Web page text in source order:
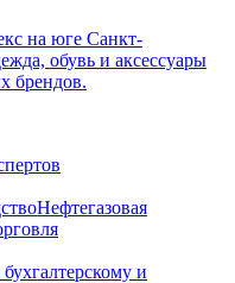
на юге Санкт-
обувь и аксессуары
брендов.
Нефтегазовая
и